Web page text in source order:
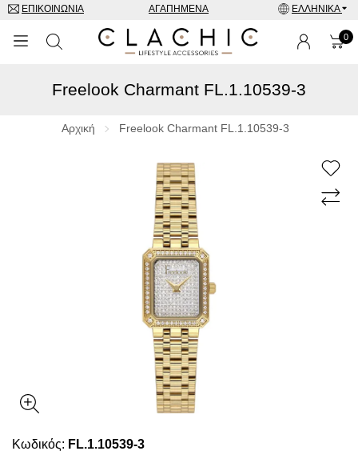
ΕΠΙΚΟΙΝΩΝΊΑ ΑΓΑΠΗΜΈΝΑ ΕΛΛΗΝΙΚΆ
0
ΜΑΡΚΕΣ
ΡΟΛΌΓΙΑ
ΚΟΣΜΉΜΑΤΑ
ΓΥΑΛΙΆ ΗΛΊΟΥ
ΑΞΕΣΟΥΑΡ
SPECIAL OFFERS
Freelook Charmant FL.1.10539-3
Αρχική Freelook Charmant FL.1.10539-3
Κωδικός: FL.1.10539-3